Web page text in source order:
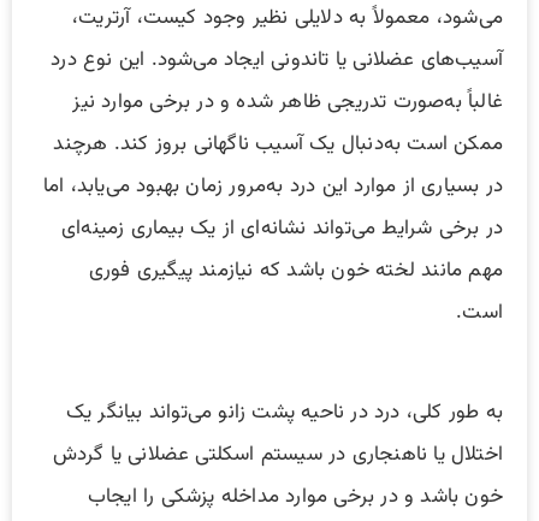
می‌شود، معمولاً به دلایلی نظیر وجود کیست، آرتریت،
آسیب‌های عضلانی یا تاندونی ایجاد می‌شود. این نوع درد
غالباً به‌صورت تدریجی ظاهر شده و در برخی موارد نیز
ممکن است به‌دنبال یک آسیب ناگهانی بروز کند. هرچند
در بسیاری از موارد این درد به‌مرور زمان بهبود می‌یابد، اما
در برخی شرایط می‌تواند نشانه‌ای از یک بیماری زمینه‌ای
مهم مانند لخته خون باشد که نیازمند پیگیری فوری
است.
به طور کلی، درد در ناحیه پشت زانو می‌تواند بیانگر یک
اختلال یا ناهنجاری در سیستم اسکلتی عضلانی یا گردش
خون باشد و در برخی موارد مداخله پزشکی را ایجاب